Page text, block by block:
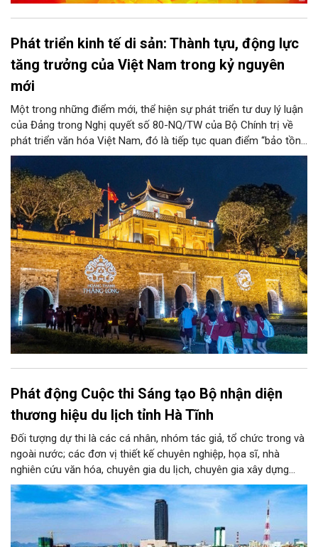
Phát triển kinh tế di sản: Thành tựu, động lực
tăng trưởng của Việt Nam trong kỷ nguyên
mới
Một trong những điểm mới, thể hiện sự phát triển tư duy lý luận
của Đảng trong Nghị quyết số 80-NQ/TW của Bộ Chính trị về
phát triển văn hóa Việt Nam, đó là tiếp tục quan điểm “bảo tồn
và phát huy giá trị di sản văn hóa gắn kết với phát triển kinh tế -
xã hội và du lịch”; đồng thời, nâng lên một tầm cao mới: “phát
triển kinh tế di sản”.
Phát động Cuộc thi Sáng tạo Bộ nhận diện
thương hiệu du lịch tỉnh Hà Tĩnh
Đối tượng dự thi là các cá nhân, nhóm tác giả, tổ chức trong và
ngoài nước; các đơn vị thiết kế chuyên nghiệp, họa sĩ, nhà
nghiên cứu văn hóa, chuyên gia du lịch, chuyên gia xây dựng
thương hiệu cùng những người yêu thích sáng tạo. Mỗi tác giả
hoặc nhóm tác giả được gửi tối đa 03 tác phẩm ở mỗi giai
đoạn.